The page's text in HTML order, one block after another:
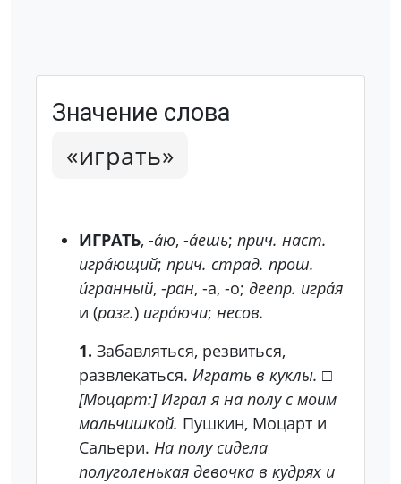
Значение слова
«играть»
ИГРА́ТЬ, -а́ю, -а́ешь; прич. наст.
игра́ющий; прич. страд. прош.
и́гранный, -ран, -а, -о; деепр. игра́я
и (разг.) игра́ючи; несов.
1. Забавляться, резвиться,
развлекаться. Играть в куклы. □
[Моцарт:] Играл я на полу с моим
мальчишкой. Пушкин, Моцарт и
Сальери. На полу сидела
полуголенькая девочка в кудрях и